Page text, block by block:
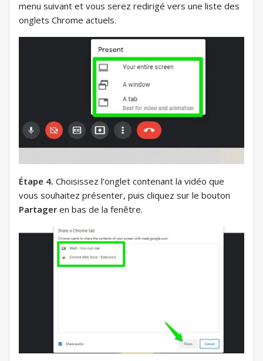
menu suivant et vous serez redirigé vers une liste des
onglets Chrome actuels.
Étape 4. Choisissez l’onglet contenant la vidéo que
vous souhaitez présenter, puis cliquez sur le bouton
Partager en bas de la fenêtre.